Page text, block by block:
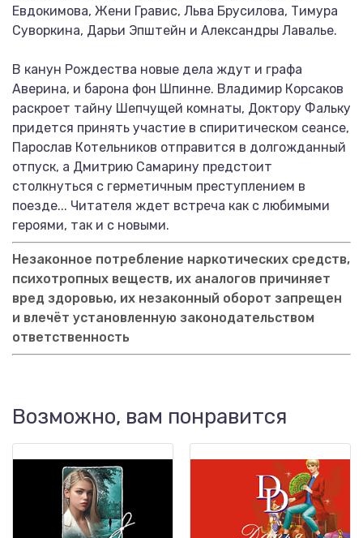
Евдокимова, Жени Гравис, Льва Брусилова, Тимура
Суворкина, Дарьи Эпштейн и Александры Лавалье.
В канун Рождества новые дела ждут и графа
Аверина, и барона фон Шпинне. Владимир Корсаков
раскроет тайну Шепчущей комнаты, Доктору Фальку
придется принять участие в спиритическом сеансе,
Парослав Котельников отправится в долгожданный
отпуск, а Дмитрию Самарину предстоит
столкнуться с герметичным преступлением в
поезде... Читателя ждет встреча как с любимыми
героями, так и с новыми.
Незаконное потребление наркотических средств,
психотропных веществ, их аналогов причиняет
вред здоровью, их незаконный оборот запрещен
и влечёт установленную законодательством
ответственность
Возможно, вам понравится